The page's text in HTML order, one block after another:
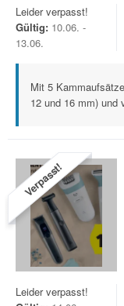
Leider verpasst!
Gültig: 10.06. -
13.06.
Mit 5
12 und 16 mm) und
Verpasst!
Leider verpasst!